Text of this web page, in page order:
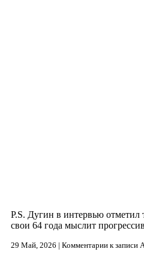
P.S. Дугин в интервью
свои 64 года мыслит
29 Май, 2026 | Комментарии к записи